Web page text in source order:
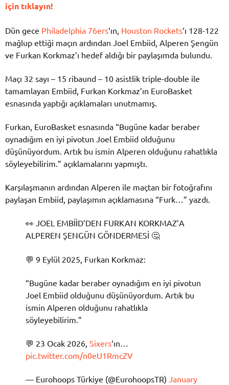
için tıklayın!
Dün gece Philadelphia 76ers‘ın, Houston Rockets‘ı 128-122
mağlup ettiği maçın ardından Joel Embiid, Alperen Şengün
ve Furkan Korkmaz’ı hedef aldığı bir paylaşımda bulundu.
Maçı 32 sayı – 15 ribaund – 10 asistlik triple-double ile
tamamlayan Embiid, Furkan Korkmaz’ın EuroBasket
esnasında yaptığı açıklamaları unutmamış.
Furkan, EuroBasket esnasında “Bugüne kadar beraber
oynadığım en iyi pivotun Joel Embiid olduğunu
düşünüyordum. Artık bu ismin Alperen olduğunu rahatlıkla
söyleyebilirim.” açıklamalarını yapmıştı.
Karşılaşmanın ardından Alperen ile maçtan bir fotoğrafını
paylaşan Embiid, paylaşımın açıklamasına “Furk…” yazdı.
👀 JOEL EMBİİD’DEN FURKAN KORKMAZ’A
ALPEREN ŞENGÜN GÖNDERMESİ 🤔
💬 9 Eylül 2025, Furkan Korkmaz:
“Bugüne kadar beraber oynadığım en iyi pivotun
Joel Embiid olduğunu düşünüyordum. Artık bu
ismin Alperen olduğunu rahatlıkla
söyleyebilirim.”
💬 23 Ocak 2026, Sixers‘ın…
pic.twitter.com/n0eU1RmcZV
— Eurohoops Türkiye (@EurohoopsTR) January